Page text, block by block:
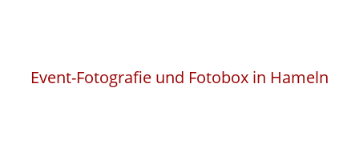
Event-Fotografie und Fotobox in Hameln